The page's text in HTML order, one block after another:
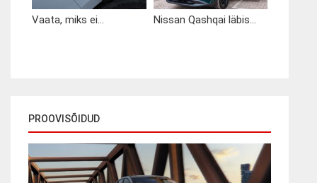
Vaata, miks ei... Nissan Qashqai läbis...
PROOVISÕIDUD